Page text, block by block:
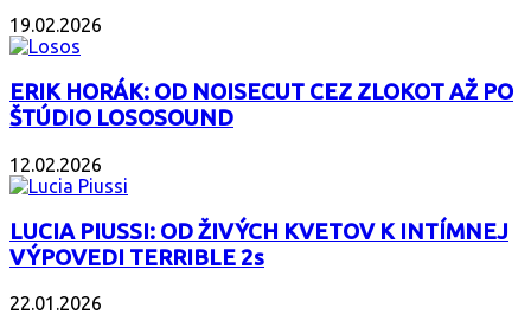
19.02.2026
ERIK HORÁK: OD NOISECUT CEZ ZLOKOT AŽ PO
ŠTÚDIO LOSOSOUND
12.02.2026
LUCIA PIUSSI: OD ŽIVÝCH KVETOV K INTÍMNEJ
VÝPOVEDI TERRIBLE 2s
22.01.2026